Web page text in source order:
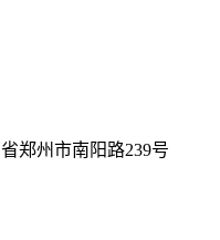
郑州市南阳路239号